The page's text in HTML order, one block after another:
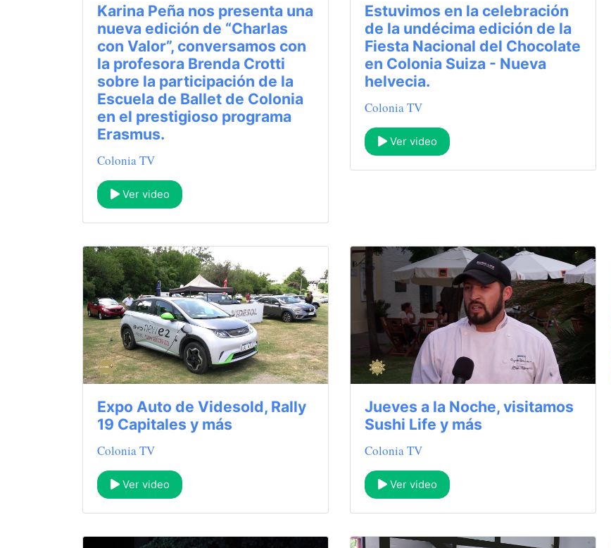
Karina Peña nos presenta una
nueva edición de “Charlas
con Valor”, conversamos con
la profesora Brenda Crotti
sobre la participación de la
Escuela de Ballet de Colonia
en el prestigioso programa
Erasmus.
Colonia TV
Ver video
Estuvimos en la celebración
de la undécima edición de la
Fiesta Nacional del Chocolate
en Colonia Suiza - Nueva
helvecia.
Colonia TV
Ver video
Expo Auto de Videsold, Rally
19 Capitales y más
Colonia TV
Ver video
Jueves a la Noche, visitamos
Sushi Life y más
Colonia TV
Ver video